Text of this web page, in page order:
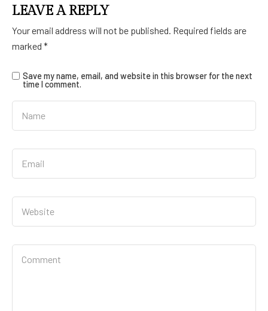
LEAVE A REPLY
Your email address will not be published. Required fields are
marked *
Save my name, email, and website in this browser for the next
time I comment.